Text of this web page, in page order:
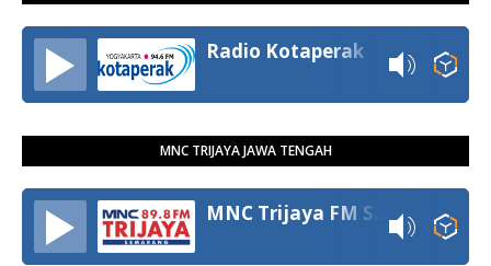
Radio Kotaperak
MNC TRIJAYA JAWA TENGAH